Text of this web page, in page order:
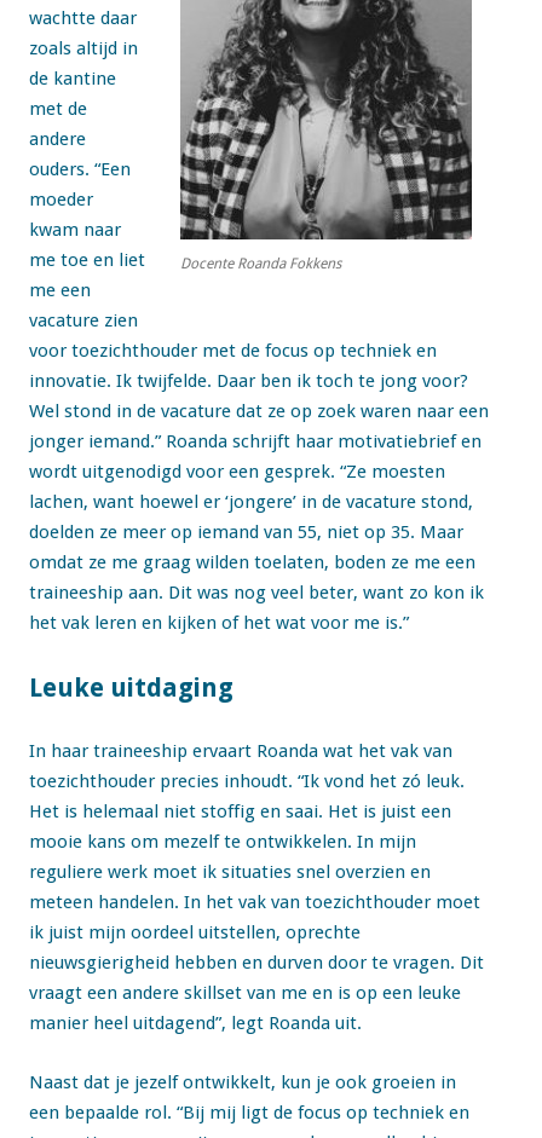
Docente Roanda Fokkens
wachtte daar
zoals altijd in
de kantine
met de
andere
ouders. “Een
moeder
kwam naar
me toe en liet
me een
vacature zien
voor toezichthouder met de focus op techniek en
innovatie. Ik twijfelde. Daar ben ik toch te jong voor?
Wel stond in de vacature dat ze op zoek waren naar een
jonger iemand.” Roanda schrijft haar motivatiebrief en
wordt uitgenodigd voor een gesprek. “Ze moesten
lachen, want hoewel er ‘jongere’ in de vacature stond,
doelden ze meer op iemand van 55, niet op 35. Maar
omdat ze me graag wilden toelaten, boden ze me een
traineeship aan. Dit was nog veel beter, want zo kon ik
het vak leren en kijken of het wat voor me is.”
Leuke uitdaging
In haar traineeship ervaart Roanda wat het vak van
toezichthouder precies inhoudt. “Ik vond het zó leuk.
Het is helemaal niet stoffig en saai. Het is juist een
mooie kans om mezelf te ontwikkelen. In mijn
reguliere werk moet ik situaties snel overzien en
meteen handelen. In het vak van toezichthouder moet
ik juist mijn oordeel uitstellen, oprechte
nieuwsgierigheid hebben en durven door te vragen. Dit
vraagt een andere skillset van me en is op een leuke
manier heel uitdagend”, legt Roanda uit.
Naast dat je jezelf ontwikkelt, kun je ook groeien in
een bepaalde rol. “Bij mij ligt de focus op techniek en